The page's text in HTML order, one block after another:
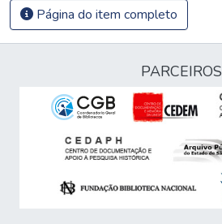
Página do item completo
PARCEIROS